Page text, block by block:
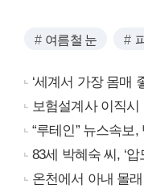
여름철 눈
‘세계서 가장 몸매
보험설계사 이직시
“루테인” 뉴스속보
83세 박혜숙 씨, ‘
온천에서 아내 몰